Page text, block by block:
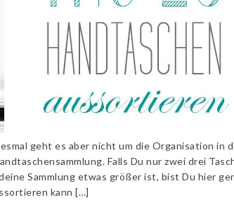
geht es aber nicht um die Organisation in
Falls Du nur zwei drei
Sammlung etwas größer ist, bist Du hier
kann […]